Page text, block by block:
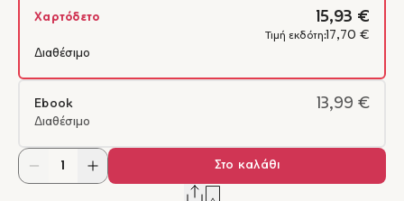
Χαρτόδετο 15,93 €
Τιμή εκδότη: 17,70 €
Διαθέσιμο
Ebook 13,99 €
Διαθέσιμο
Στο καλάθι